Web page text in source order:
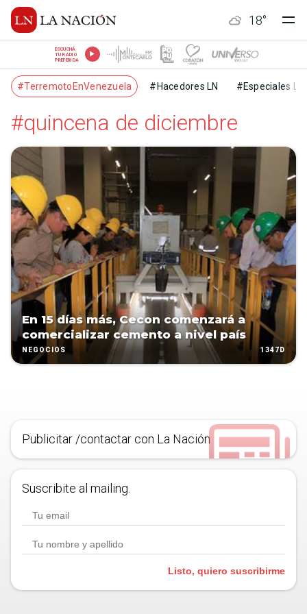
18°
ESCUCHÁ
TU RADIO
PREFERIDA
#TerremotoEnVenezuela #Hacedores LN #Especiales LN
#quincena de diciembre
En 15 días más, Cecon comenzará a
comercializar cemento a nivel país
NEGOCIOS 1347D
Publicitar /contactar con La Nación
Suscribite al mailing.
Listo, quiero suscribirme